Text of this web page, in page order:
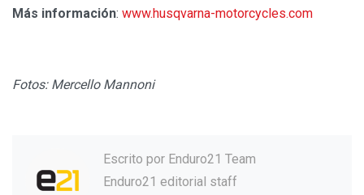
Más información: www.husqvarna-motorcycles.com
Fotos: Mercello Mannoni
Escrito por Enduro21 Team
Enduro21 editorial staff